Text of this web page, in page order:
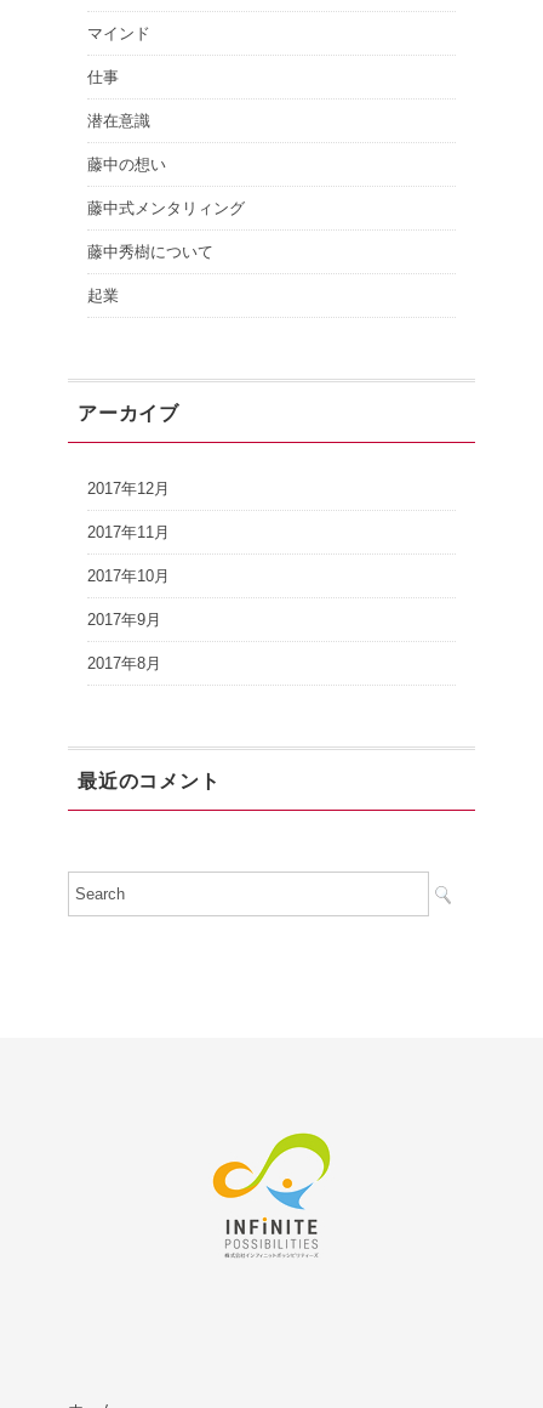
マインド
仕事
潜在意識
藤中の想い
藤中式メンタリィング
藤中秀樹について
起業
アーカイブ
2017年12月
2017年11月
2017年10月
2017年9月
2017年8月
最近のコメント